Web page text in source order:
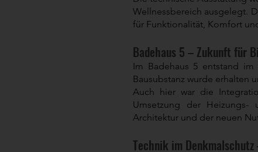
Wellnessbereich ausgelegt.
für Funktionalität, Komfort
Badehaus 5 – Zukunft für
Im Badehaus 5 entstand
Bausubstanz wurde erhalten
Auch hier war die
Umsetzung der Heizungs-
Architektur und der neuen
Technik im